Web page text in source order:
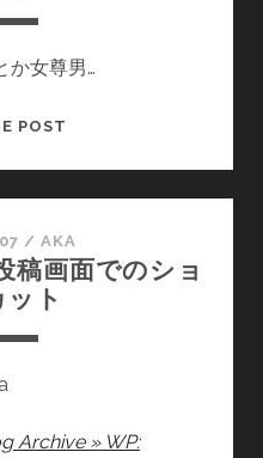
か女尊男…
POST
ほ
う
の
/ AKA
稿画面でのショ
ト
Archive » WP: